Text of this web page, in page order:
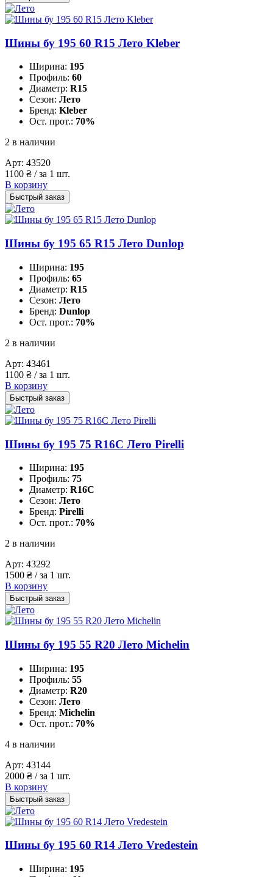
Шины бу 195 60 R15 Лето Kleber
Ширина: 195
Профиль: 60
Диаметр: R15
Сезон: Лето
Бренд: Kleber
Ост. прот.: 70%
2 в наличии
Арт: 43520
1100 ₴ / за 1 шт.
В корзину
Быстрый заказ
Шины бу 195 65 R15 Лето Dunlop
Ширина: 195
Профиль: 65
Диаметр: R15
Сезон: Лето
Бренд: Dunlop
Ост. прот.: 70%
2 в наличии
Арт: 43461
1100 ₴ / за 1 шт.
В корзину
Быстрый заказ
Шины бу 195 75 R16C Лето Pirelli
Ширина: 195
Профиль: 75
Диаметр: R16C
Сезон: Лето
Бренд: Pirelli
Ост. прот.: 70%
2 в наличии
Арт: 43292
1500 ₴ / за 1 шт.
В корзину
Быстрый заказ
Шины бу 195 55 R20 Лето Michelin
Ширина: 195
Профиль: 55
Диаметр: R20
Сезон: Лето
Бренд: Michelin
Ост. прот.: 70%
4 в наличии
Арт: 43144
2000 ₴ / за 1 шт.
В корзину
Быстрый заказ
Шины бу 195 60 R14 Лето Vredestein
Ширина: 195